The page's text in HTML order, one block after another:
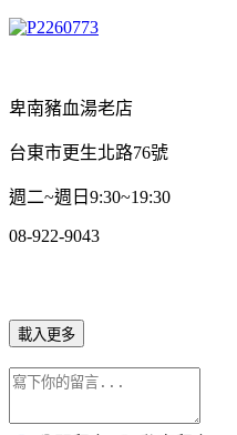
卑南豬血湯老店
台東市更生北路76號
週二~週日9:30~19:30
08-922-9043
載入更多